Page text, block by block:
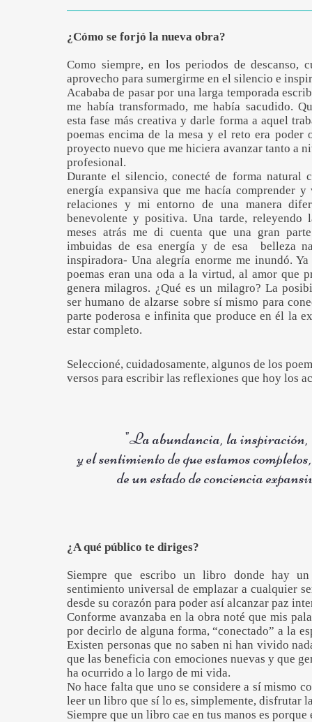
Seleccioné, cuidadosamente, algunos de los
versos para escribir las reflexiones que hoy los
"La abundancia, la inspiración,
y el sentimiento de que estamos
de un estado de conciencia
¿A qué público te diriges?
Siempre que escribo un libro donde hay
sentimiento universal de emplazar a cualquier
desde su corazón para poder así alcanzar paz
Conforme avanzaba en la obra noté que mis
por decirlo de alguna forma, “conectado” a la
Existen personas que no saben ni han vivido
que las beneficia con emociones nuevas y que
ha ocurrido a lo largo de mi vida.
No hace falta que uno se considere a sí mismo
leer un libro que sí lo es, simplemente, disfrutar
Siempre que un libro cae en tus manos es
¿Cómo se forjó la nueva obra?
Como siempre, en los periodos de descanso,
aprovecho para sumergirme en el silencio e
Acababa de pasar por una larga temporada
me había transformado, me había sacudido.
esta fase más creativa y darle forma a aquel
poemas encima de la mesa y el reto era poder
proyecto nuevo que me hiciera avanzar tanto a
profesional.
Durante el silencio, conecté de forma natural
energía expansiva que me hacía comprender
relaciones y mi entorno de una manera
benevolente y positiva. Una tarde, releyendo
meses atrás me di cuenta que una gran
imbuidas de esa energía y de esa belleza
inspiradora- Una alegría enorme me inundó.
poemas eran una oda a la virtud, al amor que
genera milagros. ¿Qué es un milagro? La
ser humano de alzarse sobre sí mismo para
parte poderosa e infinita que produce en él la
estar completo.